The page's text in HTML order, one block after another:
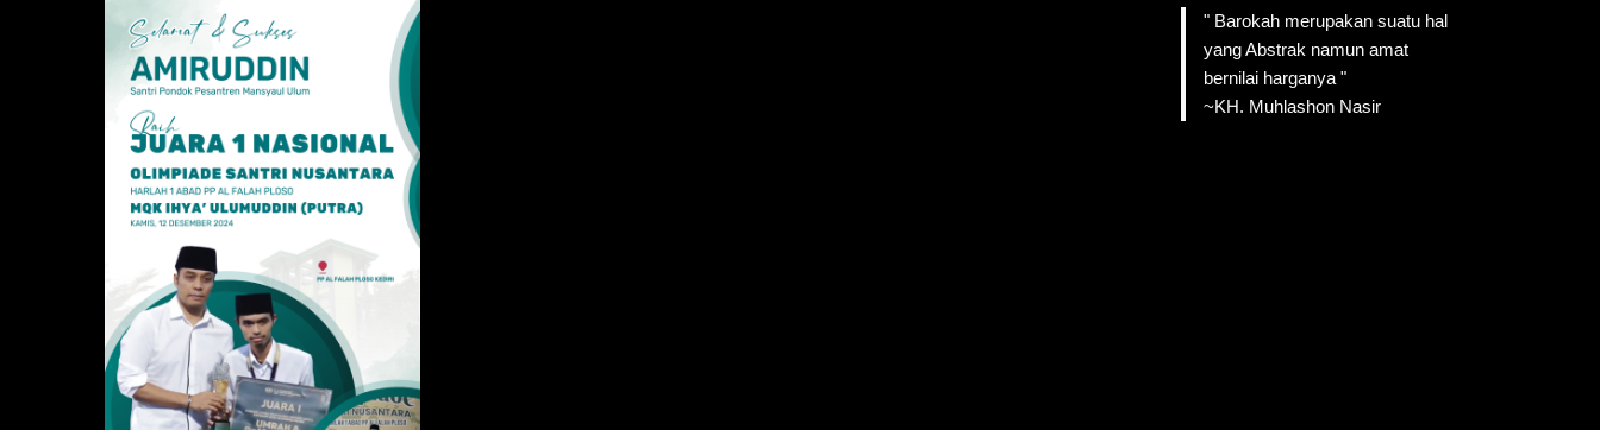
" Barokah merupakan suatu hal
yang Abstrak namun amat
bernilai harganya "
~KH. Muhlashon Nasir